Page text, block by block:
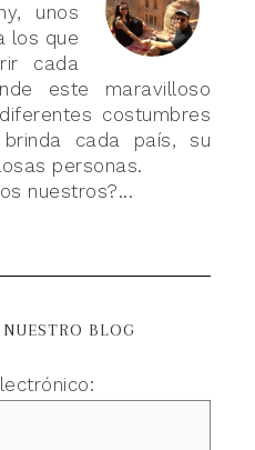
unos
los que
cada
este maravilloso
costumbres
cada país, su
personas.
nuestros?...
BLOG